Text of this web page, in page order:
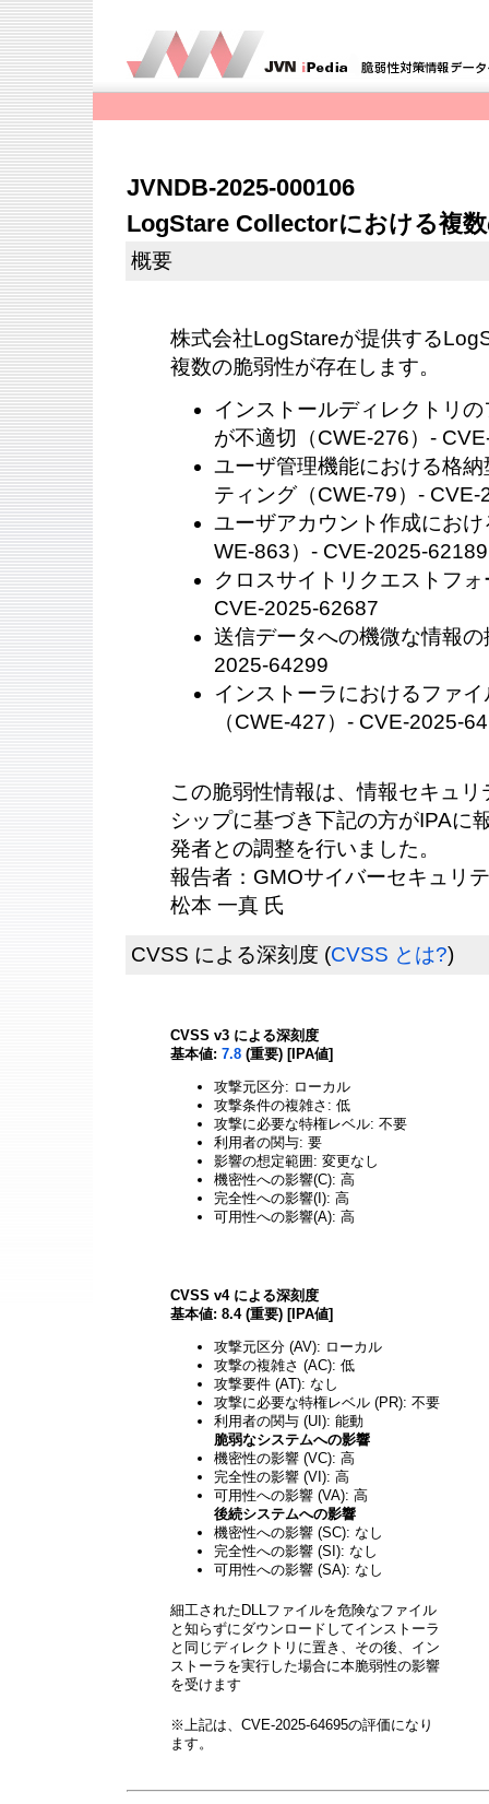
JVNDB-2025-000106
LogStare Collectorにおける複
概要
株式会社LogStareが提供する
複数の脆弱性が存在します。
インストールディレクトリ
が不適切（CWE-276）-
ユーザ管理機能における格
ティング（CWE-79）-
ユーザアカウント作成にお
WE-863）- CVE-2025-62189
クロスサイトリクエストフ
CVE-2025-62687
送信データへの機微な情報
2025-64299
インストーラにおけるファ
（CWE-427）- CVE-2025-
この脆弱性情報は、情報セキュ
シップに基づき下記の方がIPAに
発者との調整を行いました。
報告者：GMOサイバーセキュリ
松本 一真 氏
CVSS による深刻度 (CVSS とは?)
CVSS v3 による深刻度
基本値: 7.8 (重要) [IPA値]
攻撃元区分: ローカル
攻撃条件の複雑さ: 低
攻撃に必要な特権レベル: 不要
利用者の関与: 要
影響の想定範囲: 変更なし
機密性への影響(C): 高
完全性への影響(I): 高
可用性への影響(A): 高
CVSS v4 による深刻度
基本値: 8.4 (重要) [IPA値]
攻撃元区分 (AV): ローカル
攻撃の複雑さ (AC): 低
攻撃要件 (AT): なし
攻撃に必要な特権レベル (PR): 不要
利用者の関与 (UI): 能動
脆弱なシステムへの影響
機密性の影響 (VC): 高
完全性の影響 (VI): 高
可用性への影響 (VA): 高
後続システムへの影響
機密性への影響 (SC): なし
完全性への影響 (SI): なし
可用性への影響 (SA): なし
細工されたDLLファイルを危険なファイル
と知らずにダウンロードしてインストーラ
と同じディレクトリに置き、その後、イン
ストーラを実行した場合に本脆弱性の影響
を受けます
※上記は、CVE-2025-64695の評価になり
ます。